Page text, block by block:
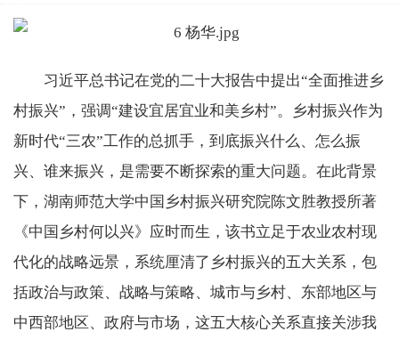
习近平总书记在党的二十大报告中提出“全面推进乡
村振兴”，强调“建设宜居宜业和美乡村”。乡村振兴作为
新时代“三农”工作的总抓手，到底振兴什么、怎么振
兴、谁来振兴，是需要不断探索的重大问题。在此背景
下，湖南师范大学中国乡村振兴研究院陈文胜教授所著
《中国乡村何以兴》应时而生，该书立足于农业农村现
代化的战略远景，系统厘清了乡村振兴的五大关系，包
括政治与政策、战略与策略、城市与乡村、东部地区与
中西部地区、政府与市场，这五大核心关系直接关涉我